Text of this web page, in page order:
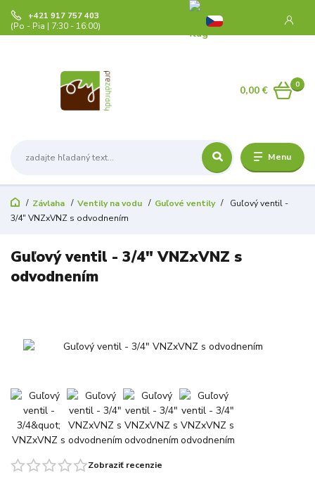
Menu
+421 917 757 403
(Po - Pia | 7:30 - 16:00)
0
0,00 €
Závlaha Ventily na vodu Guľové ventily
Guľový ventil -
3/4" VNZxVNZ s odvodnením
Guľový ventil - 3/4" VNZxVNZ s
odvodnením
Zobraziť recenzie